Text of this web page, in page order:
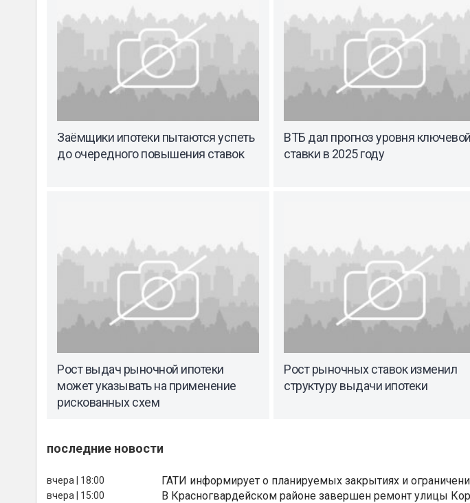
Заёмщики ипотеки пытаются успеть
до очередного повышения ставок
ВТБ дал прогноз уровня ключевой
ставки в 2025 году
Рост выдач рыночной ипотеки
может указывать на применение
рискованных схем
Рост рыночных ставок изменил
структуру выдачи ипотеки
последние новости
вчера | 18:00 ГАТИ информирует о планируемых закрытиях и
вчера | 15:00 В Красногвардейском районе завершен ремонт улицы